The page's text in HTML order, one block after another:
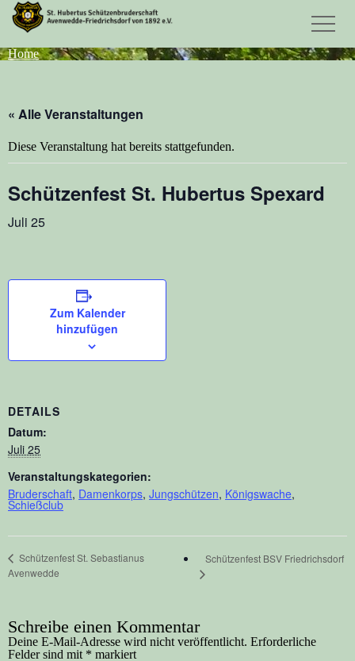
Home
« Alle Veranstaltungen
Diese Veranstaltung hat bereits stattgefunden.
Schützenfest St. Hubertus Spexard
Juli 25
Zum Kalender
hinzufügen
DETAILS
Datum:
Juli 25
Veranstaltungskategorien:
Bruderschaft, Damenkorps, Jungschützen, Königswache,
Schießclub
Schützenfest St. Sebastianus
Avenwedde
Schützenfest BSV Friedrichsdorf
Schreibe einen Kommentar
Deine E-Mail-Adresse wird nicht veröffentlicht. Erforderliche
Felder sind mit * markiert